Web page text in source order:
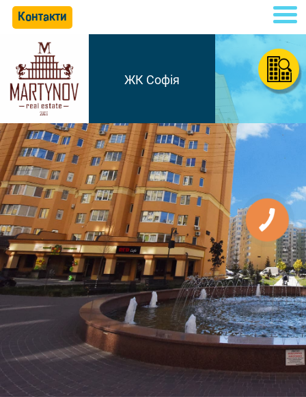
Контакти
ЖК Софія